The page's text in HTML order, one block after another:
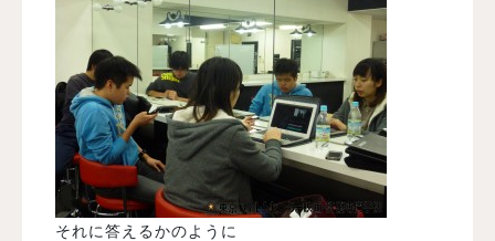
それに答えるかのように